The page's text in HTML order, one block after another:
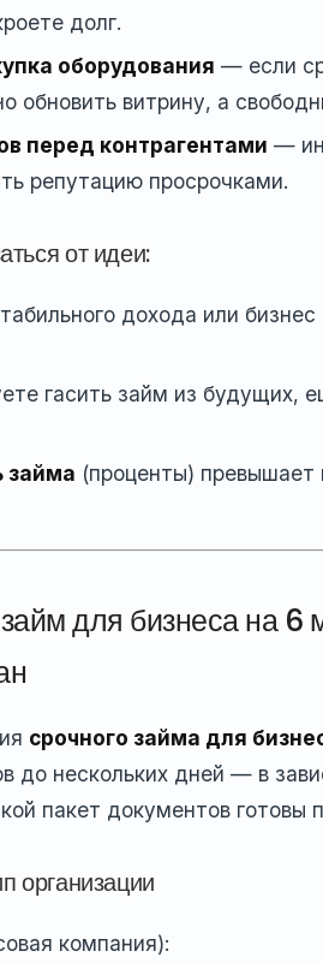
долг.
оборудования — если
обновить витрину, а
перед контрагентами —
репутацию просрочками.
от идеи:
дохода или бизнес
гасить займ из будущих,
займа (проценты)
для бизнеса на 6
срочного займа для
до нескольких дней — в
пакет документов готовы
организации
компания):